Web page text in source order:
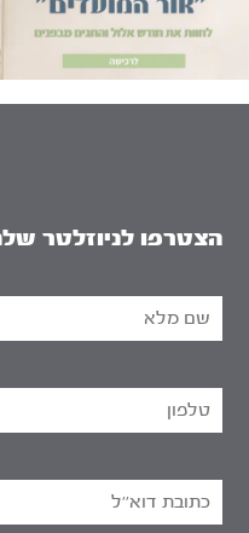
הצטרפו לניוזלטר